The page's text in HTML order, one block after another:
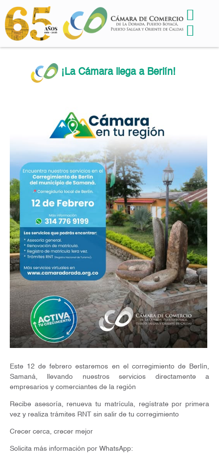
¡La Cámara llega a Berlín!
Este 12 de febrero estaremos en el corregimiento de Berlín,
Samaná, llevando nuestros servicios directamente a
empresarios y comerciantes de la región
Recibe asesoría, renueva tu matrícula, regístrate por primera
vez y realiza trámites RNT sin salir de tu corregimiento
Crecer cerca, crecer mejor
Solicita más información por WhatsApp: